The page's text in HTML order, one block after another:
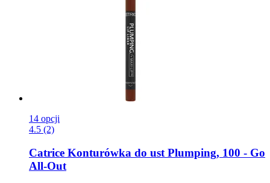
14 opcji
4.5 (2)
Catrice Konturówka do ust Plumping, 100 -​ Go
All-​Out